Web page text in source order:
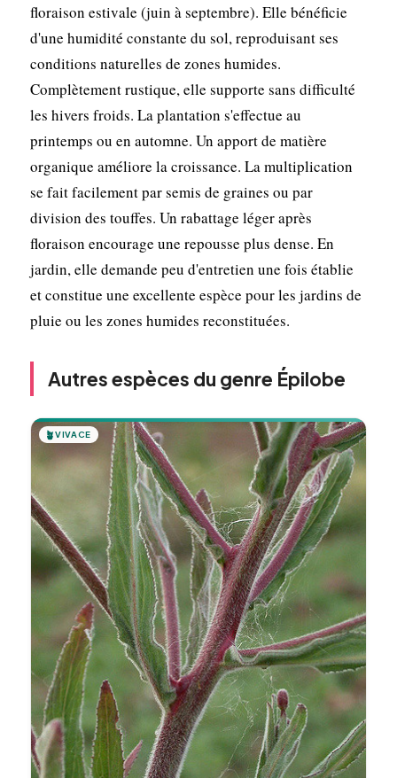
floraison estivale (juin à septembre). Elle bénéficie
d'une humidité constante du sol, reproduisant ses
conditions naturelles de zones humides.
Complètement rustique, elle supporte sans difficulté
les hivers froids. La plantation s'effectue au
printemps ou en automne. Un apport de matière
organique améliore la croissance. La multiplication
se fait facilement par semis de graines ou par
division des touffes. Un rabattage léger après
floraison encourage une repousse plus dense. En
jardin, elle demande peu d'entretien une fois établie
et constitue une excellente espèce pour les jardins de
pluie ou les zones humides reconstituées.
Autres espèces du genre Épilobe
🪴VIVACE